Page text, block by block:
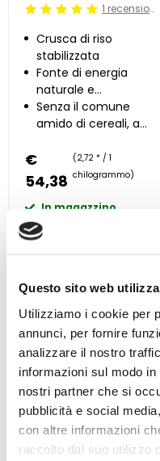
Questo sito web
Utilizziamo i cookie per
annunci, per fornire
analizzare il nostro
informazioni sul modo
nostri partner che si
pubblicità e social
con altre informazioni
raccolto dal suo utilizzo
Beoordeling: 5/5 1 recensioni
Crusca di riso
stabilizzata
Fonte di energia
naturale e
concentrata
Senza il comune
amido di cereali, a
zuccheri
€
54,38
(2,72 * / 1
chilogrammo)
In magazzino
Vedi ora
Pavo DailyPlus 12 kg